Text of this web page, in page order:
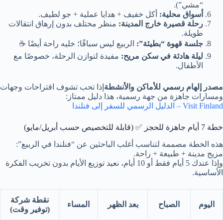
“مشي”).
أسواق محلية: أكل خفيف + هدايا عملية + جو لطيف.
رحلة قصيرة خارج المدينة: منظر مختلف بدون إرهاق انتقالات
طويلة.
جلسة قهوة “بطيئة”: الربيع ليس سباقًا؛ خليه راحة أيضًا ☕
ليلة هادئة في سكن مريح: مفيدة لتوازن الرحلة، خصوصًا مع
الأطفال.
مصدر إلهام رسمي للأماكن والأنشطة إذا تحب تشوف اقتراحات وجهات
ومسارات جاهزة من جهة رسمية، هذا دليل ممتاز:
Visit Finland – الدليل الرسمي للسفر إلى فنلندا
خطة 7 أيام جاهزة للحجز ✅ (قابلة للتخصيص حسب أبريل/مايو)
هذه الخطة مصممة لتناسب أغلب الباحثين عن “فنلندا في الربيع”:
مزيج مدينة + طبيعة + راحة.
وإذا عندك 5 أيام فقط أو 10 أيام، نعيد توزيع الأيام بدون تخريب الفكرة
الأساسية.
اليوم الصباح بعد الظهر المساء
نقطة شركة
(توفير وقت)